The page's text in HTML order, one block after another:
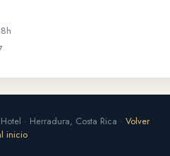
· Herradura, Costa Rica · Volver
inicio